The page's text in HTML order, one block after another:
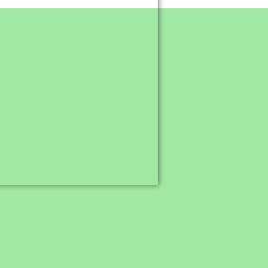
Your Next